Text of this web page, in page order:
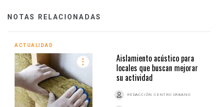
NOTAS RELACIONADAS
ACTUALIDAD
Aislamiento acústico para
locales que buscan mejorar
su actividad
REDACCIÓN CENTRO URBANO